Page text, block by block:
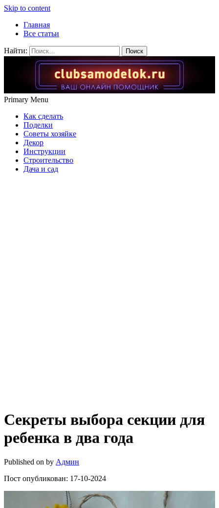
Skip to content
Главная
Все статьи
Найти:
Primary Menu
Как сделать
Поделки
Советы хозяйке
Декор
Инструкции
Строительство
Дача и сад
Секреты выбора секции для
ребенка в два года
Published on by Админ
Пост опубликован: 17-10-2024